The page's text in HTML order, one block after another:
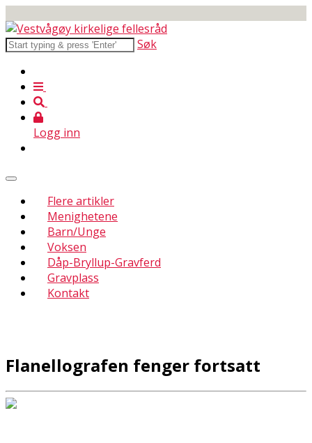
Søk
Logg inn
Flere artikler
Menighetene
Barn/Unge
Voksen
Dåp-Bryllup-Gravferd
Gravplass
Kontakt
Flanellografen fenger fortsatt